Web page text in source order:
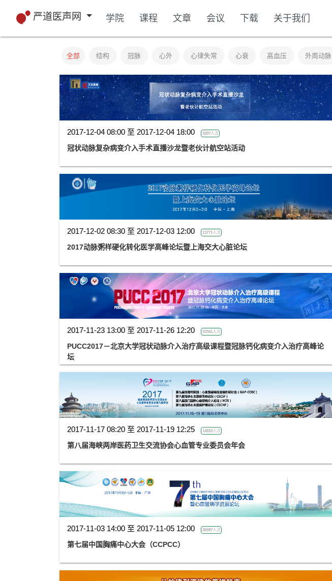
严道医声网 学院 课程 文章 会议 下载 关于我们
全部 结构 冠脉 心外 心律失常 心衰 高血压 外周动脉
2017-12-04 08:00 至 2017-12-04 18:00 3207人次
冠状动脉复杂病变介入手术直播沙龙暨老伙计航空站活动
2017-12-02 08:30 至 2017-12-03 12:00 13771人次
2017动脉粥样硬化转化医学高峰论坛暨上海交大心脏论坛
2017-11-23 13:00 至 2017-11-26 12:20 53341人次
PUCC2017－北京大学冠状动脉介入治疗高级课程暨冠脉钙化病变介入治疗高峰论
坛
2017-11-17 08:20 至 2017-11-19 12:25 14810人次
第八届海峡两岸医药卫生交流协会心血管专业委员会年会
2017-11-03 14:00 至 2017-11-05 12:00 26597人次
第七届中国胸痛中心大会（CCPCC）